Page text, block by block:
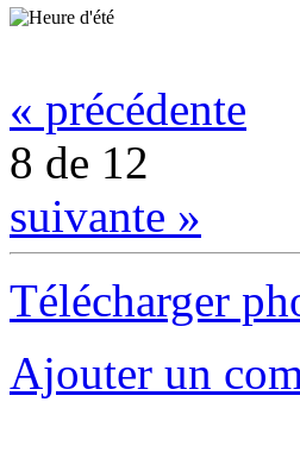
« précédente
8 de 12
suivante »
Télécharger
Ajouter un